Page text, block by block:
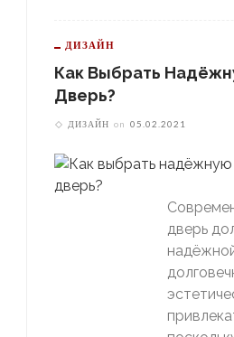
ДИЗАЙН
Как Выбрать
Дверь?
ДИЗАЙН on 05.02.2021
дверь